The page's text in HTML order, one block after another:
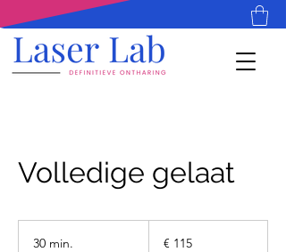
Volledige gelaat
30 min. € 115